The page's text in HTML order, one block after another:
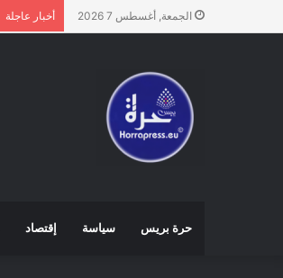
الجمعة, أغسطس 7 2026 أخبار عاجلة
حرة بريس سياسة إقتصاد